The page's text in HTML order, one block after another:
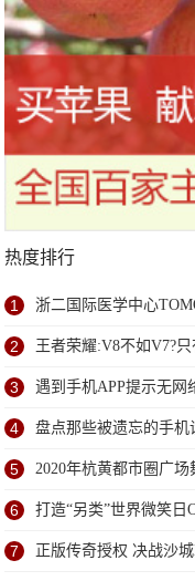
热度排行
1 浙二国际医学中心
2 王者荣耀:V8不如V7?
3 遇到手机APP提示无网
4 盘点那些被遗忘的手机
5 2020年杭黄都市圈广场
6 打造“另类”世界微笑日
7 正版传奇授权 决战沙